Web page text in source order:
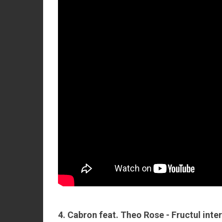
4. Cabron feat. Theo Rose - Fructul